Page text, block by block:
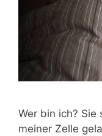
Wer bin ich?
mei­ner Zel­le